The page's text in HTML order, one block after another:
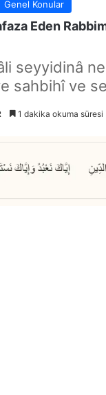
Genel Konular
Eden
seyyidinâ
sahbihî ve
1 dakika okuma süresi